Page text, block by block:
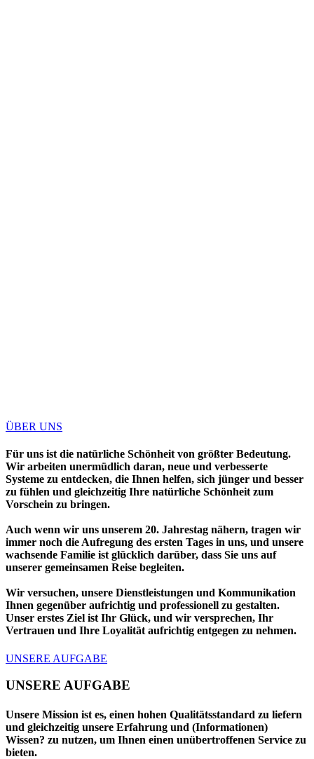
ÜBER UNS
Für uns ist die natürliche Schönheit von größter Bedeutung.
Wir arbeiten unermüdlich daran, neue und verbesserte
Systeme zu entdecken, die Ihnen helfen, sich jünger und besser
zu fühlen und gleichzeitig Ihre natürliche Schönheit zum
Vorschein zu bringen.
Auch wenn wir uns unserem 20. Jahrestag nähern, tragen wir
immer noch die Aufregung des ersten Tages in uns, und unsere
wachsende Familie ist glücklich darüber, dass Sie uns auf
unserer gemeinsamen Reise begleiten.
Wir versuchen, unsere Dienstleistungen und Kommunikation
Ihnen gegenüber aufrichtig und professionell zu gestalten.
Unser erstes Ziel ist Ihr Glück, und wir versprechen, Ihr
Vertrauen und Ihre Loyalität aufrichtig entgegen zu nehmen.
UNSERE AUFGABE
UNSERE AUFGABE
Unsere Mission ist es, einen hohen Qualitätsstandard zu liefern
und gleichzeitig unsere Erfahrung und (Informationen)
Wissen? zu nutzen, um Ihnen einen unübertroffenen Service zu
bieten.